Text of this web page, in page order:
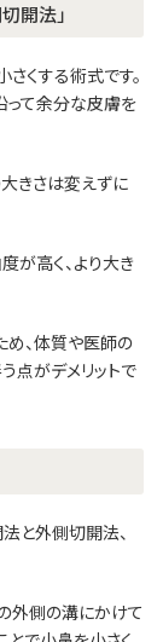
開法」
くする術式です。
って余分な皮膚を
きさは変えずに
高く、より大き
、体質や医師の
点がデメリットで
と外側切開法、
外側の溝にかけて